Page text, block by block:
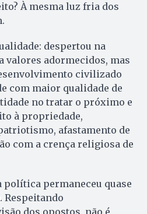
À mesma luz fria dos
despertou na
valores adormecidos, mas
civilizado
com maior qualidade de
no tratar o próximo e
à propriedade,
afastamento de
com a crença religiosa de
política permaneceu quase
Respeitando